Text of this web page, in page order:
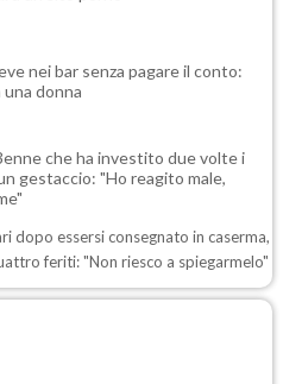
nei bar senza pagare il conto:
donna
che ha investito due volte i
gestaccio: "Ho reagito male,
dopo essersi consegnato in caserma,
feriti: "Non riesco a spiegarmelo"